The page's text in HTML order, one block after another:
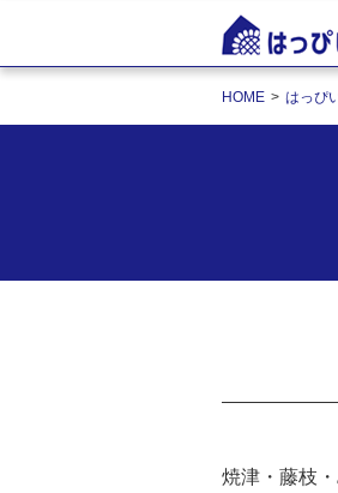
HOME はっぴ
焼津・藤枝